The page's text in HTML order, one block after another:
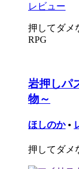
レビュー
押してダメ
RPG
岩押しパ
物～
ほしのか •
押してダメ